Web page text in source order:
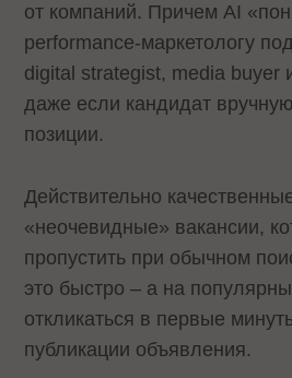
от компаний. Причем AI
performance-маркетологу
digital strategist, media buyer
даже если кандидат
позиции.
Действительно
«неочевидные» вакансии,
пропустить при обычном
это быстро – а на
откликаться в первые
публикации объявления.